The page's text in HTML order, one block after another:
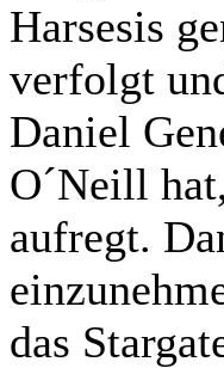
Harsesis
verfolgt
Daniel
O´Neill
aufregt.
das